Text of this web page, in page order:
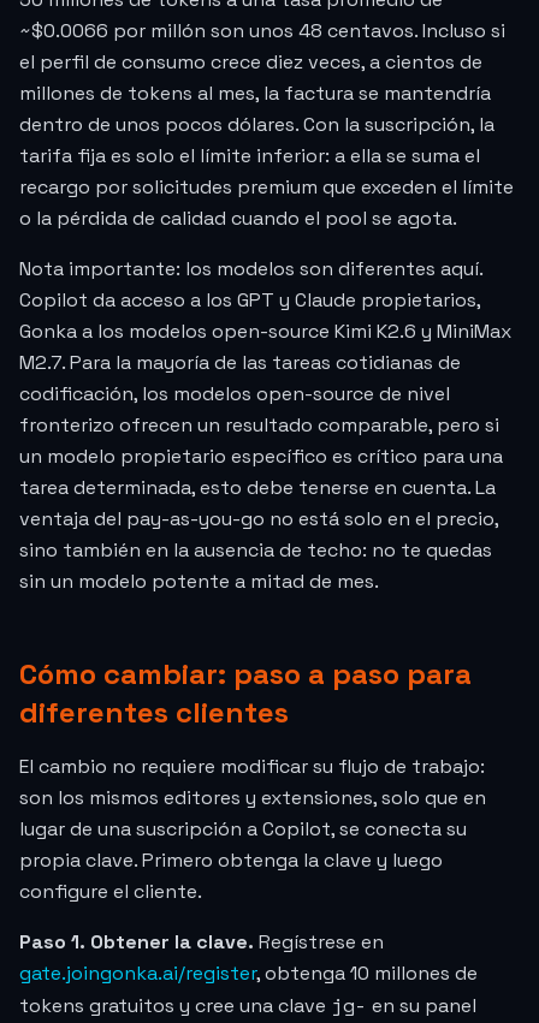
~$0.0066 por millón son unos 48 centavos. Incluso si
el perfil de consumo crece diez veces, a cientos de
millones de tokens al mes, la factura se mantendría
dentro de unos pocos dólares. Con la suscripción, la
tarifa fija es solo el límite inferior: a ella se suma el
recargo por solicitudes premium que exceden el límite
o la pérdida de calidad cuando el pool se agota.
Nota importante: los modelos son diferentes aquí.
Copilot da acceso a los GPT y Claude propietarios,
Gonka a los modelos open-source Kimi K2.6 y MiniMax
M2.7. Para la mayoría de las tareas cotidianas de
codificación, los modelos open-source de nivel
fronterizo ofrecen un resultado comparable, pero si
un modelo propietario específico es crítico para una
tarea determinada, esto debe tenerse en cuenta. La
ventaja del pay-as-you-go no está solo en el precio,
sino también en la ausencia de techo: no te quedas
sin un modelo potente a mitad de mes.
Cómo cambiar: paso a paso para
diferentes clientes
El cambio no requiere modificar su flujo de trabajo:
son los mismos editores y extensiones, solo que en
lugar de una suscripción a Copilot, se conecta su
propia clave. Primero obtenga la clave y luego
configure el cliente.
Paso 1. Obtener la clave. Regístrese en
gate.joingonka.ai/register, obtenga 10 millones de
tokens gratuitos y cree una clave jg- en su panel